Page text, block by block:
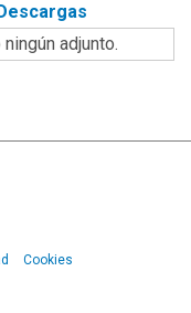
adjunto.
Cookies